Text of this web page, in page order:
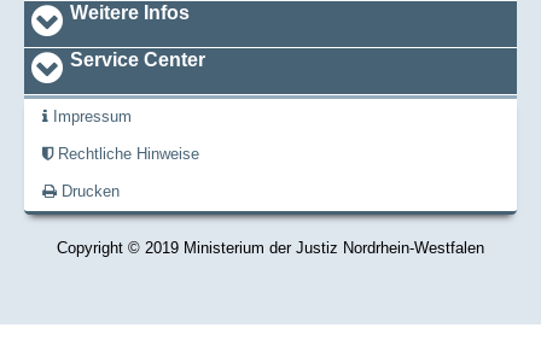
Weitere Infos
Service Center
Impressum
Rechtliche Hinweise
Drucken
Copyright © 2019 Ministerium der Justiz Nordrhein-Westfalen